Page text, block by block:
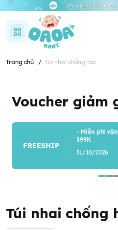
Trang chủ / Túi nhai chống hóc
Voucher giảm
FREESHIP
- Miễn phí
599K
31/10/2026
Túi nhai chống